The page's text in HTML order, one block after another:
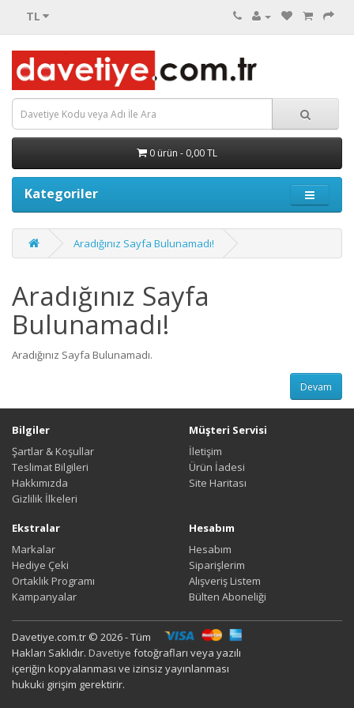
TL
0 ürün - 0,00 TL
Kategoriler
Aradığınız Sayfa Bulunamadı!
Aradığınız Sayfa
Bulunamadı!
Aradığınız Sayfa Bulunamadı.
Devam
Bilgiler
Şartlar & Koşullar
Teslimat Bilgileri
Hakkımızda
Gizlilik İlkeleri
Müşteri Servisi
İletişim
Ürün İadesi
Site Haritası
Ekstralar
Markalar
Hediye Çeki
Ortaklık Programı
Kampanyalar
Hesabım
Hesabım
Siparişlerim
Alışveriş Listem
Bülten Aboneliği
Davetiye.com.tr © 2026 - Tüm
Hakları Saklıdır. Davetiye fotoğrafları veya yazılı
içeriğin kopyalanması ve izinsiz yayınlanması
hukuki girişim gerektirir.